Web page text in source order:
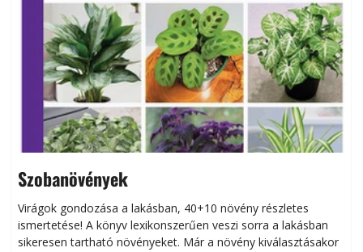
Szobanövények
Virágok gondozása a lakásban, 40+10 növény részletes
ismertetése! A könyv lexikonszerűen veszi sorra a lakásban
sikeresen tart­ha­tó növényeket. Már a növény kiválasztásakor